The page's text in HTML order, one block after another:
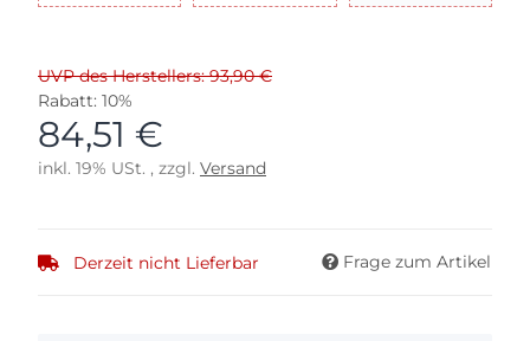
UVP des Herstellers: 93,90 €
Rabatt: 10%
84,51 €
inkl. 19% USt. , zzgl. Versand
Derzeit nicht Lieferbar Frage zum Artikel